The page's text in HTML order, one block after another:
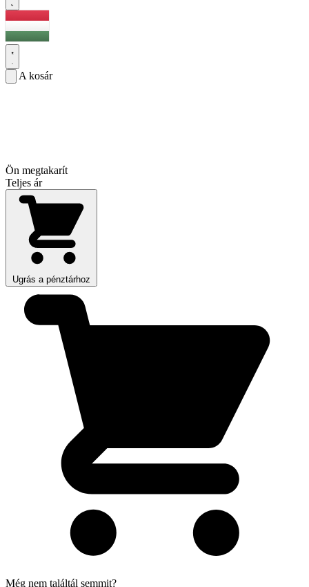
A kosár
Ön megtakarít
Teljes ár
Ugrás a pénztárhoz
Még nem találtál semmit?